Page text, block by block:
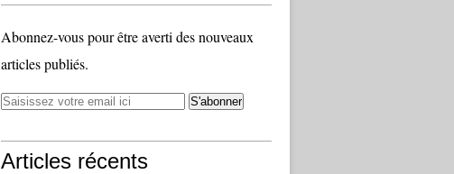
Abonnez-vous pour être averti des nouveaux
articles publiés.
Articles récents